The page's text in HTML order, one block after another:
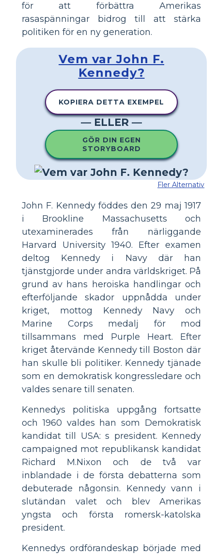
för att förbättra Amerikas
rasaspänningar bidrog till att stärka
politiken för en ny generation.
Vem var John F.
Kennedy?
KOPIERA DETTA EXEMPEL
— ELLER —
GÖR DIN EGEN
STORYBOARD
Fler Alternativ
John F. Kennedy föddes den 29 maj 1917
i Brookline Massachusetts och
utexaminerades från närliggande
Harvard University 1940. Efter examen
deltog Kennedy i Navy där han
tjänstgjorde under andra världskriget. På
grund av hans heroiska handlingar och
efterföljande skador uppnådda under
kriget, mottog Kennedy Navy och
Marine Corps medalj för mod
tillsammans med Purple Heart. Efter
kriget återvände Kennedy till Boston där
han skulle bli politiker. Kennedy tjänade
som en demokratisk kongressledare och
valdes senare till senaten.
Kennedys politiska uppgång fortsatte
och 1960 valdes han som Demokratisk
kandidat till USA: s president. Kennedy
campaigned mot republikansk kandidat
Richard M.Nixon och de två var
inblandade i de första debatterna som
debuterade någonsin. Kennedy vann i
slutändan valet och blev Amerikas
yngsta och första romersk-katolska
president.
Kennedys ordförandeskap började med